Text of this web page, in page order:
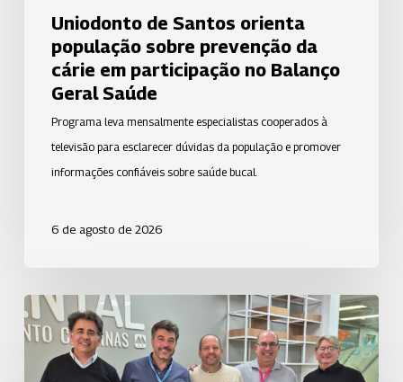
Balanço
Geral
Saúde
Uniodonto de Santos orienta
população sobre prevenção da
cárie em participação no Balanço
Geral Saúde
Programa leva mensalmente especialistas cooperados à
televisão para esclarecer dúvidas da população e promover
informações confiáveis sobre saúde bucal.
6 de agosto de 2026
Uniodonto
Campinas
fortalece